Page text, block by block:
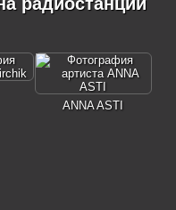
ANNA ASTI